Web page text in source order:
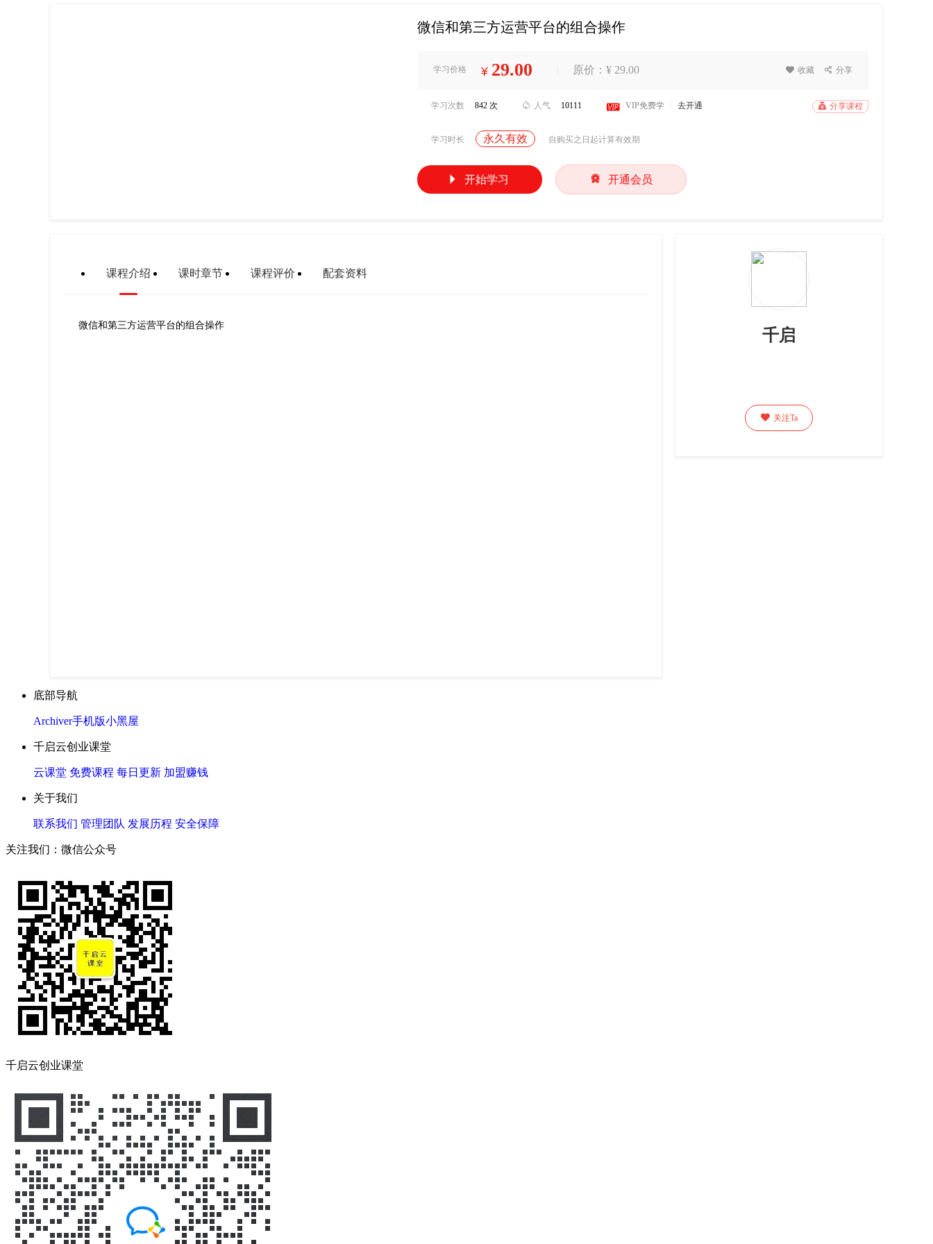
微信和第三方运营平台的组合操作
学习价格 ¥ 29.00 原价：¥ 29.00  收藏  分享
学习次数 842 次  人气 10111  VIP免费学 去开通  分享课程
学习时长 永久有效 自购买之日起计算有效期
 开始学习  开通会员
课程介绍 课时章节 课程评价 配套资料
微信和第三方运营平台的组合操作
千启
 关注Ta
底部导航
Archiver手机版小黑屋
千启云创业课堂
云课堂 免费课程 每日更新 加盟赚钱
关于我们
联系我们 管理团队 发展历程 安全保障
关注我们：微信公众号
千启云创业课堂